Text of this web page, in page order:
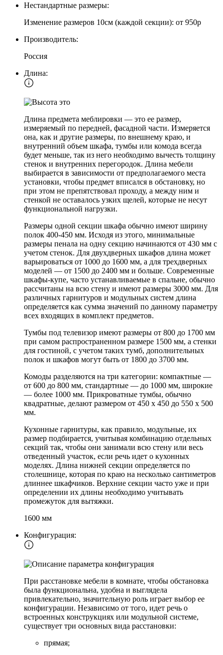
Нестандартные размеры:
Изменение размеров 10см (каждой секции): от 950р
Производитель:
Россия
Длина:
Длина предмета меблировки — это ее размер,
измеряемый по передней, фасадной части. Измеряется
она, как и другие размеры, по внешнему краю, и
внутренний объем шкафа, тумбы или комода всегда
будет меньше, так из него необходимо вычесть толщину
стенок и внутренних перегородок. Длина мебели
выбирается в зависимости от предполагаемого места
установки, чтобы предмет вписался в обстановку, но
при этом не препятствовал проходу, а между ним и
стенкой не оставалось узких щелей, которые не несут
функциональной нагрузки.
Размеры одной секции шкафа обычно имеют ширину
полок 400-450 мм. Исходя из этого, минимальные
размеры пенала на одну секцию начинаются от 430 мм с
учетом стенок. Для двухдверных шкафов длина может
варьироваться от 1000 до 1600 мм, а для трехдверных
моделей — от 1500 до 2400 мм и больше. Современные
шкафы-купе, часто устанавливаемые в спальне, обычно
рассчитаны на всю стену и имеют размеры 3000 мм. Для
различных гарнитуров и модульных систем длина
определяется как сумма значений по данному параметру
всех входящих в комплект предметов.
Тумбы под телевизор имеют размеры от 800 до 1700 мм
при самом распространенном размере 1500 мм, а стенки
для гостиной, с учетом таких тумб, дополнительных
полок и шкафов могут быть от 1800 до 3700 мм.
Комоды разделяются на три категории: компактные —
от 600 до 800 мм, стандартные — до 1000 мм, широкие
— более 1000 мм. Прикроватные тумбы, обычно
квадратные, делают размером от 450 х 450 до 550 х 500
мм.
Кухонные гарнитуры, как правило, модульные, их
размер подбирается, учитывая комбинацию отдельных
секций так, чтобы они занимали всю стену или весь
отведенный участок, если речь идет о кухонных
моделях. Длина нижней секции определяется по
столешнице, которая по краю на несколько сантиметров
длиннее шкафчиков. Верхние секции часто уже и при
определении их длины необходимо учитывать
промежуток для вытяжки.
1600 мм
Конфигурация:
При расстановке мебели в комнате, чтобы обстановка
была функциональна, удобна и выглядела
привлекательно, значительную роль играет выбор ее
конфигурации. Независимо от того, идет речь о
встроенных конструкциях или модульной системе,
существует три основных вида расстановки:
прямая;